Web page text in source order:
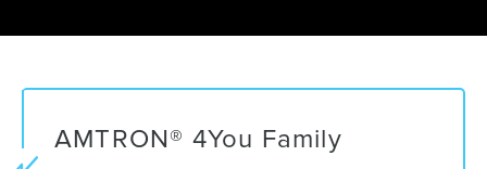
AMTRON® 4You Family